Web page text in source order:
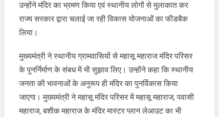
महाराज
पूजा
अर्चना
प्रदेश
में
खुशहाली
उन्होंने मंदिर का भ्रमण किया एवं स्थानीय लोगों से मुलाकात कर
राज्य सरकार द्वारा चलाई जा रही विकास योजनाओं का फीडबैक
लिया।
मुख्यमंत्री ने स्थानीय ग्रामवासियों से महासू महाराज मंदिर परिसर
के पुनर्निर्माण के संबध में भी सुझाव लिए। उन्होंने कहा कि स्थानीय
जनता की भावनाओं के अनुरूप ही मंदिर का पुनर्विकास किया
जाएगा। मुख्यमंत्री ने महासू मंदिर परिसर में महासू महाराज, पवासी
महाराज, बशीक महाराज के मंदिर मास्टर प्लान लेआउट का भी